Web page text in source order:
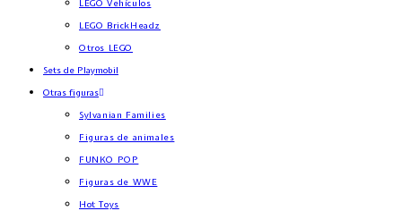
LEGO Vehículos
LEGO BrickHeadz
Otros LEGO
Sets de Playmobil
Otras figuras
Sylvanian Families
Figuras de animales
FUNKO POP
Figuras de WWE
Hot Toys